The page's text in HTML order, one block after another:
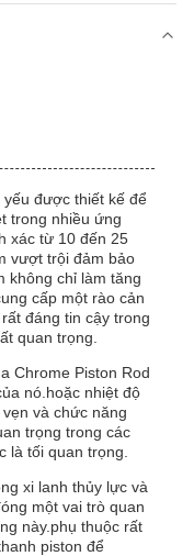
được thiết kế để
trong nhiều ứng
xác từ 10 đến 25
vượt trội đảm bảo
không chỉ làm tăng
cấp một rào cản
đáng tin cậy trong
quan trọng.
Chrome Piston Rod
nó.hoặc nhiệt độ
và chức năng
trọng trong các
là tối quan trọng.
xi lanh thủy lực và
một vai trò quan
này.phụ thuộc rất
piston để